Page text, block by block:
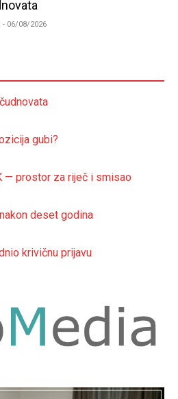
- 06/08/2026
gubi?
— prostor za riječ i smisao
deset godina
krivičnu prijavu